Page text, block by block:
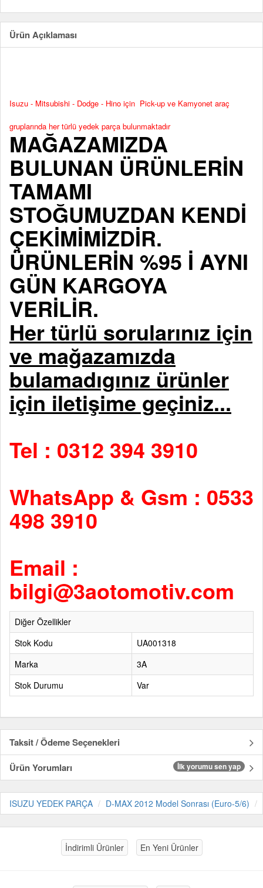
Ürün Açıklaması
Isuzu - Mitsubishi - Dodge - Hino için Pick-up ve Kamyonet araç
gruplarında her türlü yedek parça bulunmaktadır
MAĞAZAMIZDA
BULUNAN ÜRÜNLERİN
TAMAMI
STOĞUMUZDAN KENDİ
ÇEKİMİMİZDİR.
ÜRÜNLERİN %95 İ AYNI
GÜN KARGOYA
VERİLİR.
Her türlü sorularınız için
ve mağazamızda
bulamadıgınız ürünler
için iletişime geçiniz...
Tel : 0312 394 3910
WhatsApp & Gsm : 0533
498 3910
Email :
bilgi@3aotomotiv.com
Diğer Özellikler
Stok Kodu
UA001318
Marka
3A
Stok Durumu
Var
Taksit / Ödeme Seçenekleri
Ürün Yorumları
İlk yorumu sen yap
ISUZU YEDEK PARÇA D-MAX 2012 Model Sonrası (Euro-5/6)
İndirimli Ürünler En Yeni Ürünler